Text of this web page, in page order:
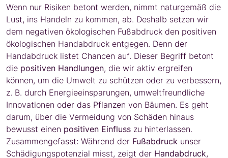
Wenn nur Risiken betont werden, nimmt naturgemäß die
Lust, ins Handeln zu kommen, ab. Deshalb setzen wir
dem negativen ökologischen Fußabdruck den positiven
ökologischen Handabdruck entgegen. Denn der
Handabdruck listet Chancen auf. Dieser Begriff betont
die positiven Handlungen, die wir aktiv ergreifen
können, um die Umwelt zu schützen oder zu verbessern,
z. B. durch Energieeinsparungen, umweltfreundliche
Innovationen oder das Pflanzen von Bäumen. Es geht
darum, über die Vermeidung von Schäden hinaus
bewusst einen positiven Einfluss zu hinterlassen.
Zusammengefasst: Während der Fußabdruck unser
Schädigungspotenzial misst, zeigt der Handabdruck,